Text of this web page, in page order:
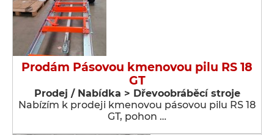
Prodám Pásovou kmenovou pilu RS 18
GT
Prodej / Nabídka > Dřevoobráběcí stroje
Nabízím k prodeji kmenovou pásovou pilu RS 18
GT, pohon …